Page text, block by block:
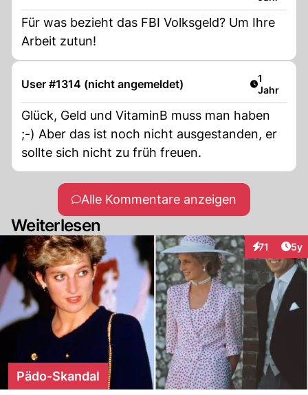
Für was bezieht das FBI Volksgeld? Um Ihre
Arbeit zutun!
User #1314 (nicht angemeldet) Artikel
1
Jahr
Glück, Geld und VitaminB muss man haben
;-) Aber das ist noch nicht ausgestanden, er
sollte sich nicht zu früh freuen.
Alle Kommentare anzeigen
Weiterlesen
71 5y
Pädo-Skandal